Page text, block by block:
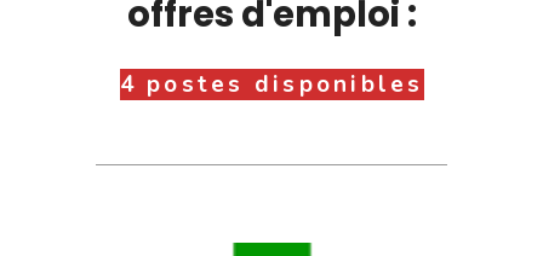
offres d'emploi :
4 postes disponibles